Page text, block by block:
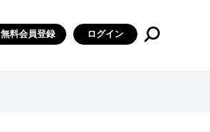
無料会員登録 ログイン